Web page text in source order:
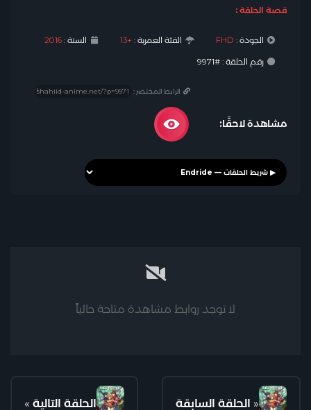
قصة الحلقة :
الجودة : FHD الفئة العمرية : +13 السنة :2016
رقم الحلقة : #9971
الرابط المختصر :
مشاهدة لاحقًا:
لا توجد روابط مشاهدة متاحة حالياً
الحلقة التالية » « الحلقة السابقة